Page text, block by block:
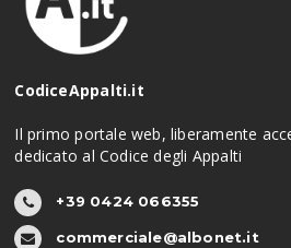
CodiceAppalti.it
Il primo portale web, liberamente
dedicato al Codice degli Appalti
+39 0424 066355
commerciale@albonet.it